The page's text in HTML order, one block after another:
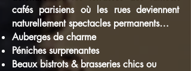
cafés parisiens où les rues deviennent
naturellement spectacles permanents…
Auberges de charme
Péniches surprenantes
Beaux bistrots & brasseries chics ou